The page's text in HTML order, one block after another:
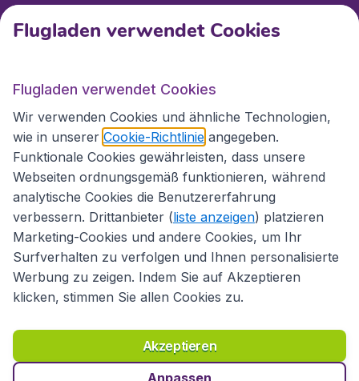
Kundenservice
Flugladen.at
Internationale Webseiten
Richtlinien und Bedingungen
Haftungsausschluss
Datenschutzerklärung
Cookies Copyright © 2026
Flugladen verwendet Cookies
Flugladen verwendet Cookies
Wir verwenden Cookies und ähnliche Technologien,
wie in unserer Cookie-Richtlinie angegeben.
Funktionale Cookies gewährleisten, dass unsere
Webseiten ordnungsgemäß funktionieren, während
analytische Cookies die Benutzererfahrung
verbessern. Drittanbieter (liste anzeigen) platzieren
Marketing-Cookies und andere Cookies, um Ihr
Surfverhalten zu verfolgen und Ihnen personalisierte
Werbung zu zeigen. Indem Sie auf Akzeptieren
klicken, stimmen Sie allen Cookies zu.
Akzeptieren
Anpassen